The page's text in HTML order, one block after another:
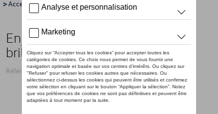
>Accessoires pour jantes et pneus >Enjoliveurs
Enjoliveur, 16 pouces, argent
brillant, nouvelle Volkswagen
Référence: 2GA071456A UWP